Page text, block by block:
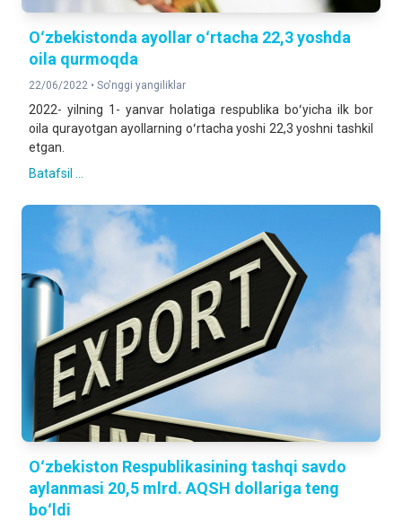
Oʻzbekistonda ayollar oʻrtacha 22,3 yoshda
oila qurmoqda
22/06/2022 • So'nggi yangiliklar
2022- yilning 1- yanvar holatiga respublika boʻyicha ilk bor
oila qurayotgan ayollarning oʻrtacha yoshi 22,3 yoshni tashkil
etgan.
Batafsil ...
Oʻzbekiston Respublikasining tashqi savdo
aylanmasi 20,5 mlrd. AQSH dollariga teng
boʻldi